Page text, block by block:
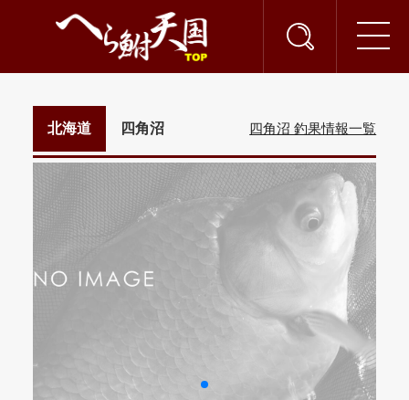
北海道 四角沼 四角沼 釣果情報一覧